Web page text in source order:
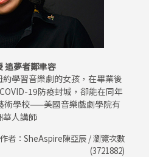
追夢者鄭聿容
學習音樂劇的女孩，在畢業後
19防疫封城，卻能在同年
術學校——美國音樂戲劇學院有
華人講師
作者：SheAspire陳亞辰 / 瀏覽次數
(3721882)